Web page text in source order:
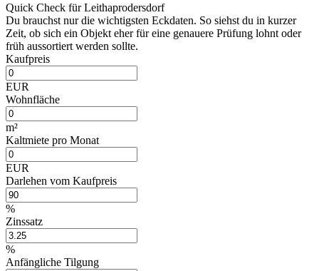
Quick Check für Leithaprodersdorf
Du brauchst nur die wichtigsten Eckdaten. So siehst du in kurzer
Zeit, ob sich ein Objekt eher für eine genauere Prüfung lohnt oder
früh aussortiert werden sollte.
Kaufpreis
EUR
Wohnfläche
m²
Kaltmiete pro Monat
EUR
Darlehen vom Kaufpreis
%
Zinssatz
%
Anfängliche Tilgung